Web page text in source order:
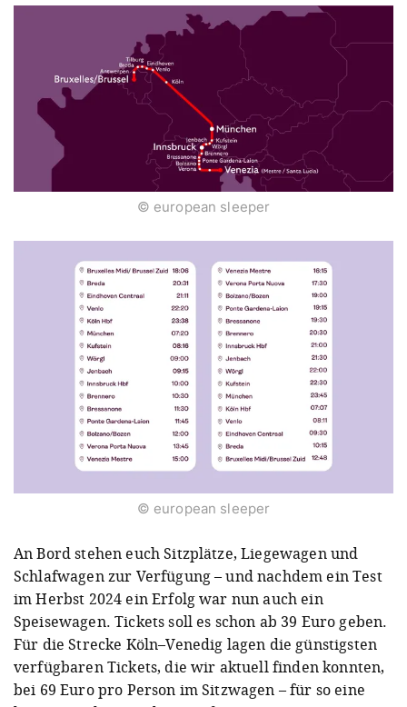
© european sleeper
© european sleeper
An Bord stehen euch Sitzplätze, Liegewagen und
Schlafwagen zur Verfügung – und nachdem ein Test
im Herbst 2024 ein Erfolg war nun auch ein
Speisewagen. Tickets soll es schon ab 39 Euro geben.
Für die Strecke Köln–Venedig lagen die günstigsten
verfügbaren Tickets, die wir aktuell finden konnten,
bei 69 Euro pro Person im Sitzwagen – für so eine